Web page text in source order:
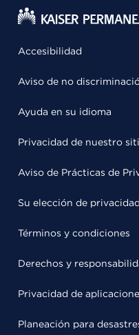
Accesibilidad
Aviso de no
Ayuda en su idioma
Privacidad de nuestro
Aviso de Prácticas de
Su elección de privacidad
Términos y condiciones
Derechos y
Privacidad de
Planeación para